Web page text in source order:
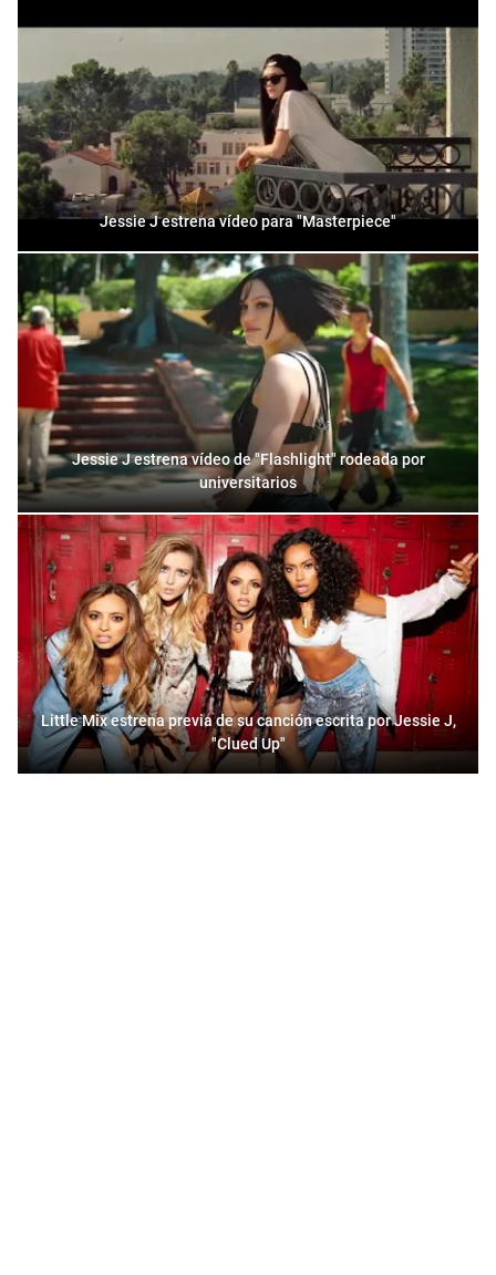
Jessie J estrena vídeo para "Masterpiece"
Jessie J estrena vídeo de "Flashlight" rodeada por
universitarios
Little Mix estrena previa de su canción escrita por Jessie J,
"Clued Up"